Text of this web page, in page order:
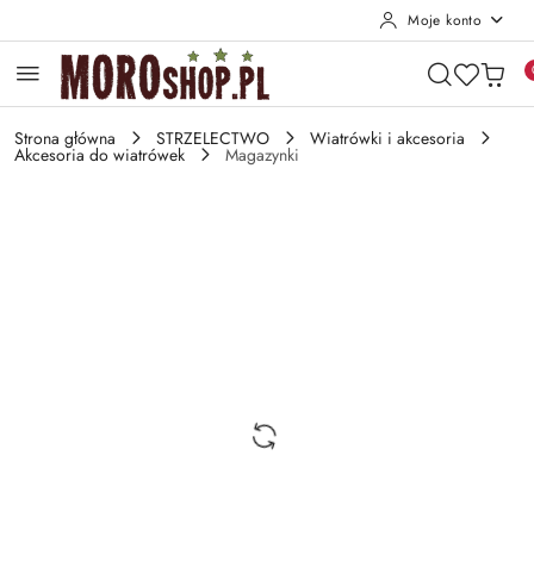
Moje konto
Strona główna STRZELECTWO Wiatrówki i akcesoria
Akcesoria do wiatrówek Magazynki